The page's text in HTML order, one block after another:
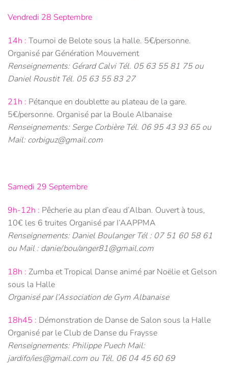
Vendredi 28 Septembre
14h : Tournoi de Belote sous la halle. 5€/personne.
Organisé par Génération Mouvement
Renseignements: Gérard Calvi Tél. 05 63 55 81 75 ou
Daniel Roustit Tél. 05 63 55 83 27
21h : Pétanque en doublette au plateau de la gare.
5€/personne. Organisé par la Boule Albanaise
Renseignements: Serge Corbière Tél. 06 95 43 93 65 ou
Mail: corbiguz@gmail.com
Samedi 29 Septembre
9h-12h : Pêcherie au plan d’eau d’Alban. Ouvert à tous,
10€ les 6 truites Organisé par I’AAPPMA
Renseignements: Daniel Boulanger Tél : 07 51 60 58 61
ou Mail : danie/.bou/anger81@gmail.com
18h : Zumba et Tropical Danse animé par Noëlie et Gelson
sous la Halle
Organisé par l’Association de Gym Albanaise
18h45 : Démonstration de Danse de Salon sous la Halle
Organisé par le Club de Danse du Fraysse
Renseignements: Philippe Puech Mail:
jardifo/ies@gmail.com ou Tél. 06 04 45 60 69